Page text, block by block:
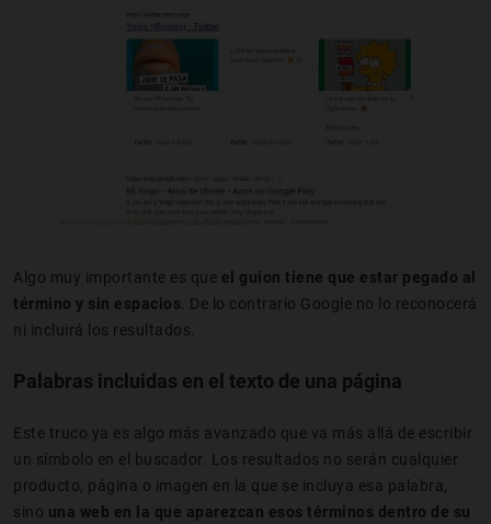
Algo muy importante es que el guion tiene que estar pegado al
término y sin espacios. De lo contrario Google no lo reconocerá
ni incluirá los resultados.
Palabras incluidas en el texto de una página
Este truco ya es algo más avanzado que va más allá de escribir
un símbolo en el buscador. Los resultados no serán cualquier
producto, página o imagen en la que se incluya esa palabra,
sino una web en la que aparezcan esos términos dentro de su